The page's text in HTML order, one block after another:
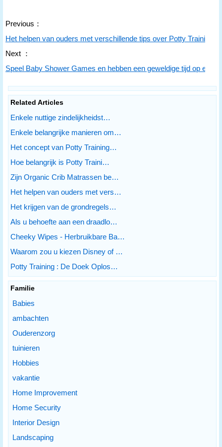
Previous：
Het helpen van ouders met verschillende tips over Potty Training
Next ：
Speel Baby Shower Games en hebben een geweldige tijd op een
Related Articles
Enkele nuttige zindelijkheidst…
Enkele belangrijke manieren om…
Het concept van Potty Training…
Hoe belangrijk is Potty Traini…
Zijn Organic Crib Matrassen be…
Het helpen van ouders met vers…
Het krijgen van de grondregels…
Als u behoefte aan een draadlo…
Cheeky Wipes - Herbruikbare Ba…
Waarom zou u kiezen Disney of …
Potty Training : De Doek Oplos…
Familie
Babies
ambachten
Ouderenzorg
tuinieren
Hobbies
vakantie
Home Improvement
Home Security
Interior Design
Landscaping